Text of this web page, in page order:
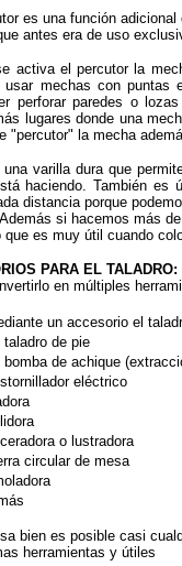
es una función
antes era de uso
activa el percutor la
usar mechas con puntas
perforar paredes o
lugares donde una
"percutor" la mecha
varilla dura que
haciendo. También es
distancia porque
si hacemos más
que es muy útil cuando
PARA EL TALADRO:
en múltiples
un accesorio el
taladro de pie
bomba de achique
eléctrico
o lustradora
circular de mesa
bien es posible casi
herramientas y útiles